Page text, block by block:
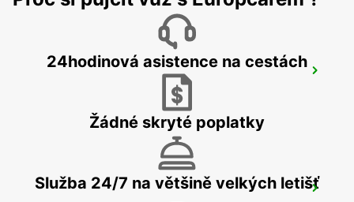
ZURICH ZENTRUM ETH ONLY ETH
CHAM ZUG AMAG
24hodinová asistence na cestách
Žádné skryté poplatky
Služba 24/7 na většině velkých letišť